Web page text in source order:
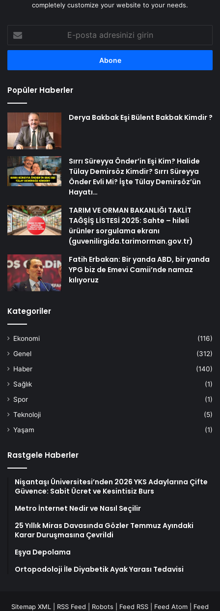
completely customize your website to your needs.
posta
adresinizi
Popüler Haberler
Derya Bakbak Eşi Bülent Bakbak Kimdir ?
Sırrı Süreyya Önder’in Eşi Kim? Halide
Tülay Demirsöz Kimdir? Sırrı Süreyya
Önder Evli Mi? İşte Tülay Demirsöz’ün
Hayatı…
TARIM VE ORMAN BAKANLIĞI TAKLİT
TAĞŞİŞ LİSTESİ 2025: Sahte – hileli
ürünler sorgulama ekranı
(guvenilirgida.tarimorman.gov.tr)
Fatih Erbakan: Bir yanda ABD, bir yanda
YPG biz de Emevi Camii’nde namaz
kılıyoruz
Kategoriler
Ekonomi
(116)
Genel
(312)
Haber
(140)
Sağlık
(1)
Spor
(1)
Teknoloji
(5)
Yaşam
(1)
Rastgele Haberler
Nişantaşı Üniversitesi’nden 2026 YKS Adaylarına Çifte
Güvence: Sabit Ücret ve Kesintisiz Burs
Metro İnternet Nedir ve Nasıl Seçilir
25 Yıllık Miras Davasında Gözler Temmuz Ayındaki
Karar Duruşmasına Çevrildi
Eşya Depolama
Ortopodoloji İle Diyabetik Ayak Yarası Tedavisi
Sitemap XML RSS Feed Robots Feed RSS Feed Atom Feed